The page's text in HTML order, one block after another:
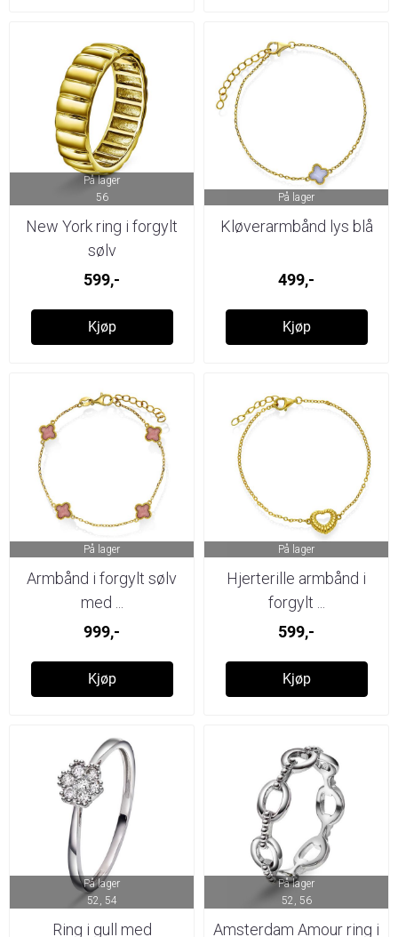
På lager
56
New York ring i forgylt
sølv
599,-
Kjøp
På lager
Kløverarmbånd lys blå
499,-
Kjøp
På lager
Armbånd i forgylt sølv
med ...
999,-
Kjøp
På lager
Hjerterille armbånd i
forgylt ...
599,-
Kjøp
På lager
52, 54
Ring i gull med
På lager
52, 56
Amsterdam Amour ring i